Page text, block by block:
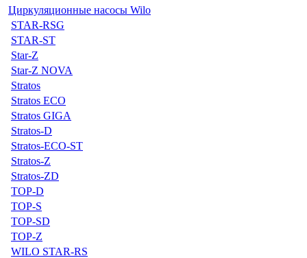
Циркуляционные насосы Wilo
STAR-RSG
STAR-ST
Star-Z
Star-Z NOVA
Stratos
Stratos ECO
Stratos GIGA
Stratos-D
Stratos-ECO-ST
Stratos-Z
Stratos-ZD
TOP-D
TOP-S
TOP-SD
TOP-Z
WILO STAR-RS